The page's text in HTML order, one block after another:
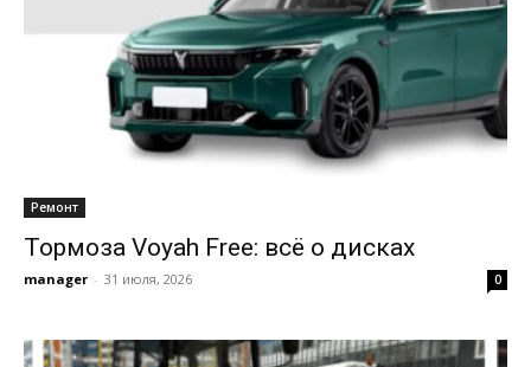
Ремонт
Тормоза Voyah Free: всё о дисках
manager - 31 июля, 2026 0